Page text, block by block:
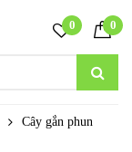
0 0
Cây gắn phun